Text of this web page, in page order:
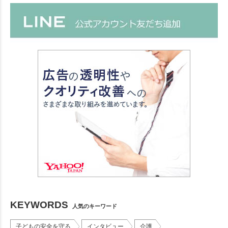
KEYWORDS 人気のキーワード
子どもの安全を守る インタビュー 介護